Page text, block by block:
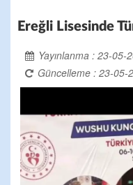
Ereğli Lisesinde
Yayınlanma : 23-
Güncelleme : 23-05-